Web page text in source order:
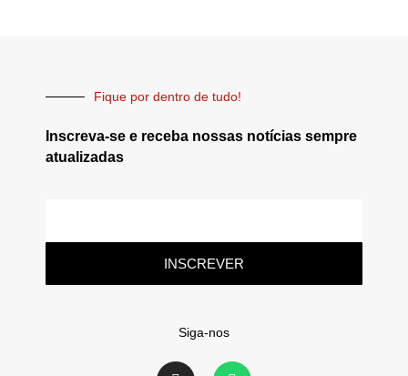
Fique por dentro de tudo!
Inscreva-se e receba nossas notícias sempre
atualizadas
INSCREVER
Siga-nos